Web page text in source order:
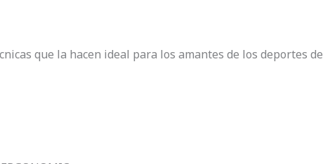
que la hacen ideal para los amantes de los deportes de